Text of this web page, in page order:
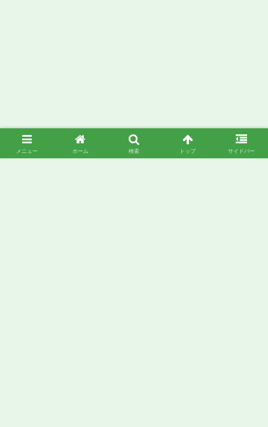
メニュー ホーム 検索 トップ サイドバー